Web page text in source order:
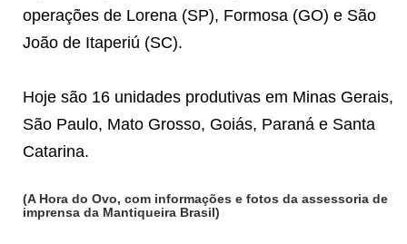
operações de Lorena (SP), Formosa (GO) e São
João de Itaperiú (SC).
Hoje são 16 unidades produtivas em Minas Gerais,
São Paulo, Mato Grosso, Goiás, Paraná e Santa
Catarina.
(A Hora do Ovo, com informações e fotos da assessoria de
imprensa da Mantiqueira Brasil)